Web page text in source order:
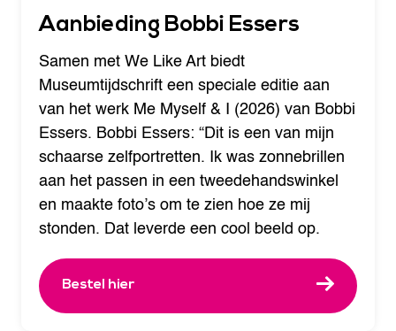
Aanbieding Bobbi Essers
Samen met We Like Art biedt
Museumtijdschrift een speciale editie aan
van het werk Me Myself & I (2026) van Bobbi
Essers. Bobbi Essers: “Dit is een van mijn
schaarse zelfportretten. Ik was zonnebrillen
aan het passen in een tweedehandswinkel
en maakte foto’s om te zien hoe ze mij
stonden. Dat leverde een cool beeld op.
Bestel hier